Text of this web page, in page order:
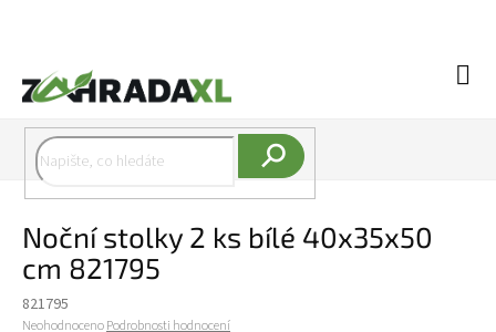
Noční stolky 2 ks bílé 40x35x50
cm 821795
821795
Průměrné hodnocení produktu je 0,0 z 5 hvězdiček.
NeohodnocenoPodrobnosti hodnocení